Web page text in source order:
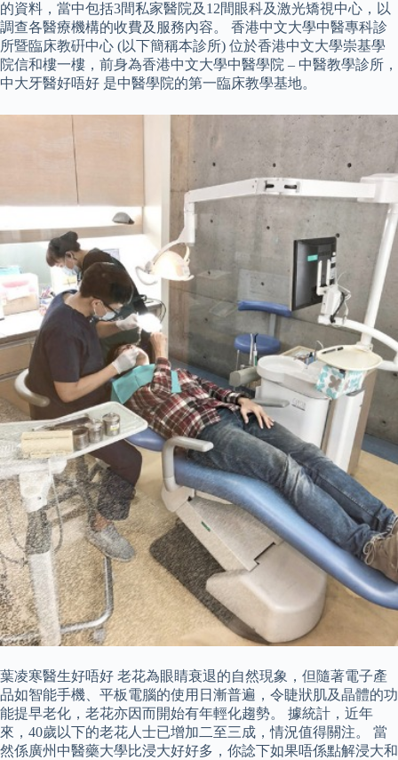
的資料，當中包括3間私家醫院及12間眼科及激光矯視中心，以
調查各醫療機構的收費及服務內容。 香港中文大學中醫專科診
所暨臨床教硏中心 (以下簡稱本診所) 位於香港中文大學崇基學
院信和樓一樓，前身為香港中文大學中醫學院 – 中醫教學診所，
中大牙醫好唔好 是中醫學院的第一臨床教學基地。
葉凌寒醫生好唔好 老花為眼睛衰退的自然現象，但隨著電子產
品如智能手機、平板電腦的使用日漸普遍，令睫狀肌及晶體的功
能提早老化，老花亦因而開始有年輕化趨勢。 據統計，近年
來，40歲以下的老花人士已增加二至三成，情況值得關注。 當
然係廣州中醫藥大學比浸大好好多，你諗下如果唔係點解浸大和